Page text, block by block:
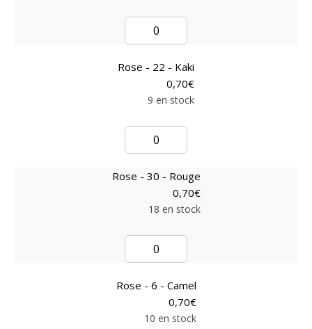
Rose - 22 - Kaki
0,70€
9 en stock
Rose - 30 - Rouge
0,70€
18 en stock
Rose - 6 - Camel
0,70€
10 en stock